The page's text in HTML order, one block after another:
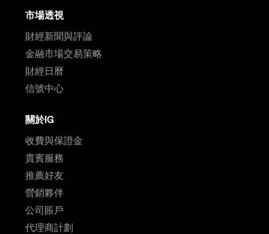
市場透視
財經新聞與評論
金融市場交易策略
財經日曆
信號中心
關於IG
收費與保證金
貴賓服務
推薦好友
營銷夥伴
公司賬戶
代理商計劃